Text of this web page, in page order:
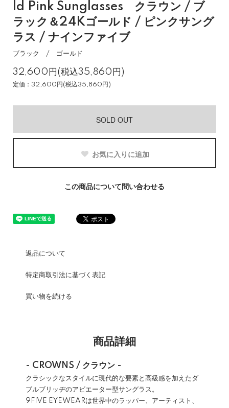
ld Pink Sunglasses クラウン / ブ
ラック＆24Kゴールド / ピンクサング
ラス / ナインファイブ
ブラック / ゴールド
32,600円(税込35,860円)
定価：32,600円(税込35,860円)
SOLD OUT
お気に入りに追加
この商品について問い合わせる
返品について
特定商取引法に基づく表記
買い物を続ける
商品詳細
- CROWNS / クラウン -
クラシックなスタイルに現代的な要素と高級感を加えたダ
ブルブリッヂのアビエーター型サングラス。
9FIVE EYEWEARは世界中のラッパー、アーティスト、